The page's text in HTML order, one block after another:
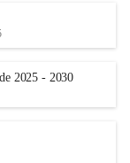
2025 - 2030